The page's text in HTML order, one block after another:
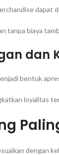
dapat
tanpa biaya
dan
bentuk
loyalitas
dengan